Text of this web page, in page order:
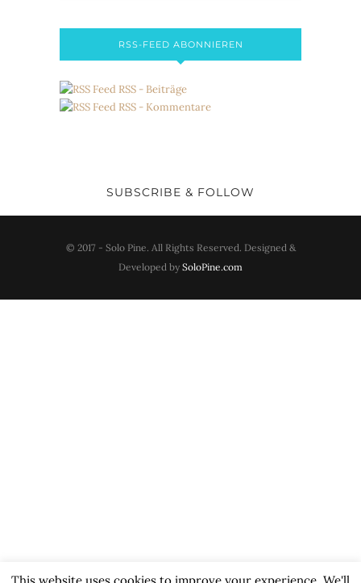
RSS-FEED ABONNIEREN
RSS - Beiträge
RSS - Kommentare
SUBSCRIBE & FOLLOW
© 2017 - Solo Pine. All Rights Reserved. Designed &
Developed by SoloPine.com